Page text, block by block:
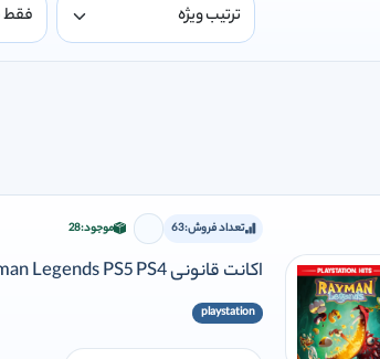
تعداد فروش:63 برای افزودن وارد شوید
موجود:28
اکانت قانونی Rayman Legends PS5 PS4
playstation